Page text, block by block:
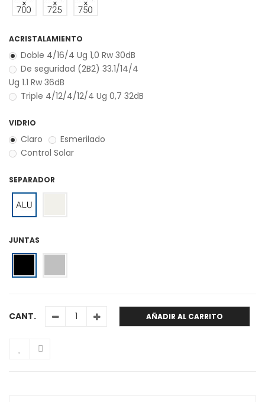
ACRISTALAMIENTO
Doble 4/16/4 Ug 1,0 Rw 30dB
De seguridad (2B2) 33.1/14/4
Ug 1.1 Rw 36dB
Triple 4/12/4/12/4 Ug 0,7 32dB
VIDRIO
Claro
Esmerilado
Control Solar
SEPARADOR
JUNTAS
CANT. AÑADIR AL CARRITO